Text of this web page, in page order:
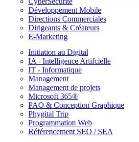
Développement Mobile
Directions Commerciales
Dirigeants & Créateurs
E-Marketing
Initiation au Digital
IA - Intelligence Artifcielle
IT - Informatique
Management
Management de projets
Microsoft 365®
PAO & Conception Graphique
Phygital Trip
Programmation Web
Référencement SEO / SEA